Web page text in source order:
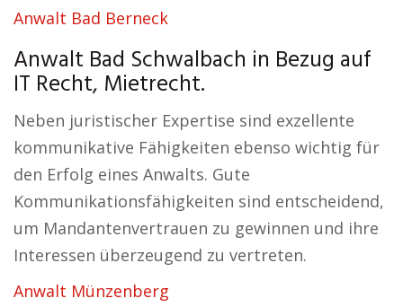
Anwalt Bad Berneck
Anwalt Bad Schwalbach in Bezug auf
IT Recht, Mietrecht.
Neben juristischer Expertise sind exzellente
kommunikative Fähigkeiten ebenso wichtig für
den Erfolg eines Anwalts. Gute
Kommunikationsfähigkeiten sind entscheidend,
um Mandantenvertrauen zu gewinnen und ihre
Interessen überzeugend zu vertreten.
Anwalt Münzenberg